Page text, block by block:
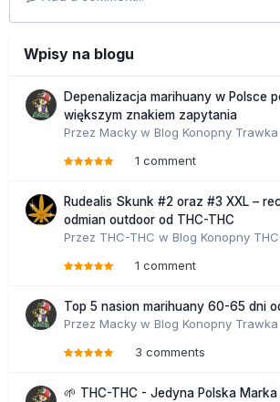
Wpisy na blogu
Depenalizacja marihuany w Polsce
większym znakiem zapytania
Przez Macky w Blog Konopny Trawka
1 comment
Rudealis Skunk #2 oraz #3 XXL –
odmian outdoor od THC-THC
Przez THC-THC w Blog Konopny
1 comment
Top 5 nasion marihuany 60-65 dni
Przez Macky w Blog Konopny Trawka
3 comments
🌱 THC-THC - Jedyna Polska Marka